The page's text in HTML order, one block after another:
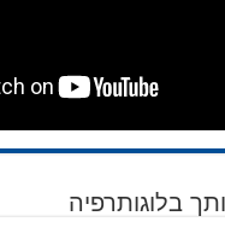
בלוגותרפיה